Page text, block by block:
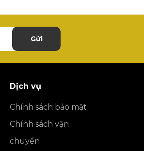
Gửi
Dịch vụ
Chính sách bảo mật
Chính sách vận
chuyển